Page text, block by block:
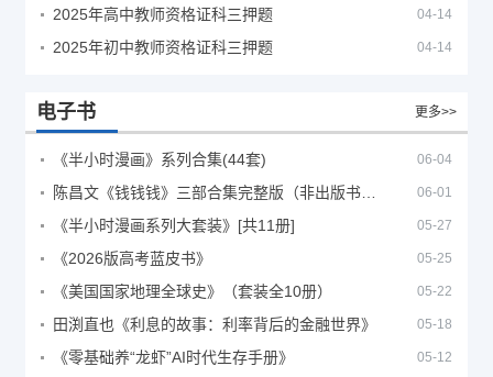
2025年高中教师资格证科三押题 04-14
2025年初中教师资格证科三押题 04-14
电子书 更多>>
《半小时漫画》系列合集(44套) 06-04
06-01
《半小时漫画系列大套装》[共11册] 05-27
《2026版高考蓝皮书》 05-25
《美国国家地理全球史》（套装全10册） 05-22
田渕直也《利息的故事：利率背后的金融世界》 05-18
《零基础养“龙虾”AI时代生存手册》 05-12